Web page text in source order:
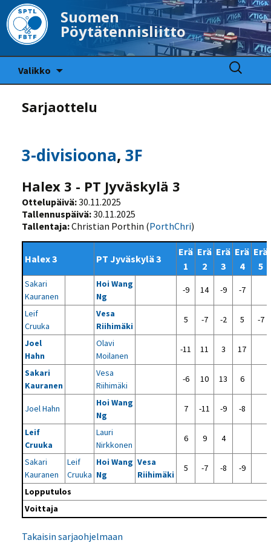
Suomen
Pöytätennisliitto
Valikko
Haku:
Sarjaottelu
3-divisioona,3F
Halex 3 - PT Jyväskylä 3
Ottelupäivä:30.11.2025
Tallennuspäivä:30.11.2025
Tallentaja:Christian Porthin (PorthChri)
Halex 3 PT Jyväskylä 3
Erä
1
Erä
2
Erä
3
Erä
4
Erä
5
Sakari
Kauranen
Hoi Wang
Ng
-9 14 -9 -7
Leif
Cruuka
Vesa
Riihimäki
5 -7 -2 5 -7
Joel
Hahn
Olavi
Moilanen
-11 11 3 17
Sakari
Kauranen
Vesa
Riihimäki
-6 10 13 6
Joel Hahn
Hoi Wang
Ng
7 -11 -9 -8
Leif
Cruuka
Lauri
Nirkkonen
6 9 4
Sakari
Kauranen
Leif
Cruuka
Hoi Wang
Ng
Vesa
Riihimäki
5 -7 -8 -9
Lopputulos
Voittaja
Takaisin sarjaohjelmaan